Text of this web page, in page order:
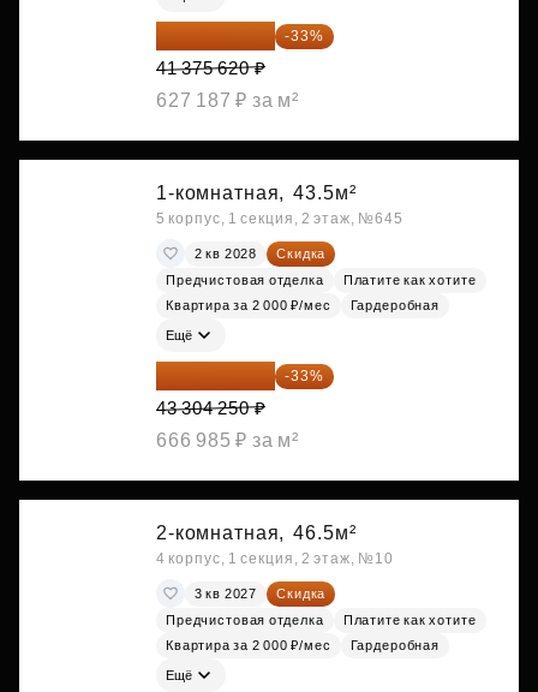
27 721 665 ₽ -33%
41 375 620 ₽
627 187 ₽ за м²
1-комнатная, 43.5м²
5 корпус, 1 секция, 2 этаж, №645
2 кв 2028
Скидка
Предчистовая отделка
Платите как хотите
Квартира за 2 000 ₽/мес
Гардеробная
Ещё
29 013 848 ₽ -33%
43 304 250 ₽
666 985 ₽ за м²
2-комнатная, 46.5м²
4 корпус, 1 секция, 2 этаж, №10
3 кв 2027
Скидка
Предчистовая отделка
Платите как хотите
Квартира за 2 000 ₽/мес
Гардеробная
Ещё